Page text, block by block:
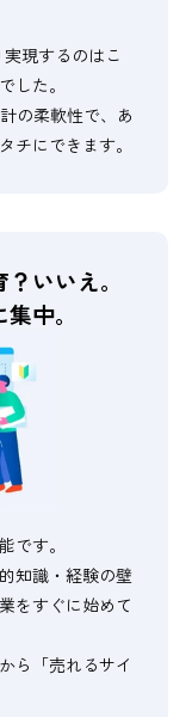
現するのはこ
した。
の柔軟性で、あ
チにできます。
？ いいえ。
中。
です。
知識・経験の壁
をすぐに始めて
ら「売れるサイ